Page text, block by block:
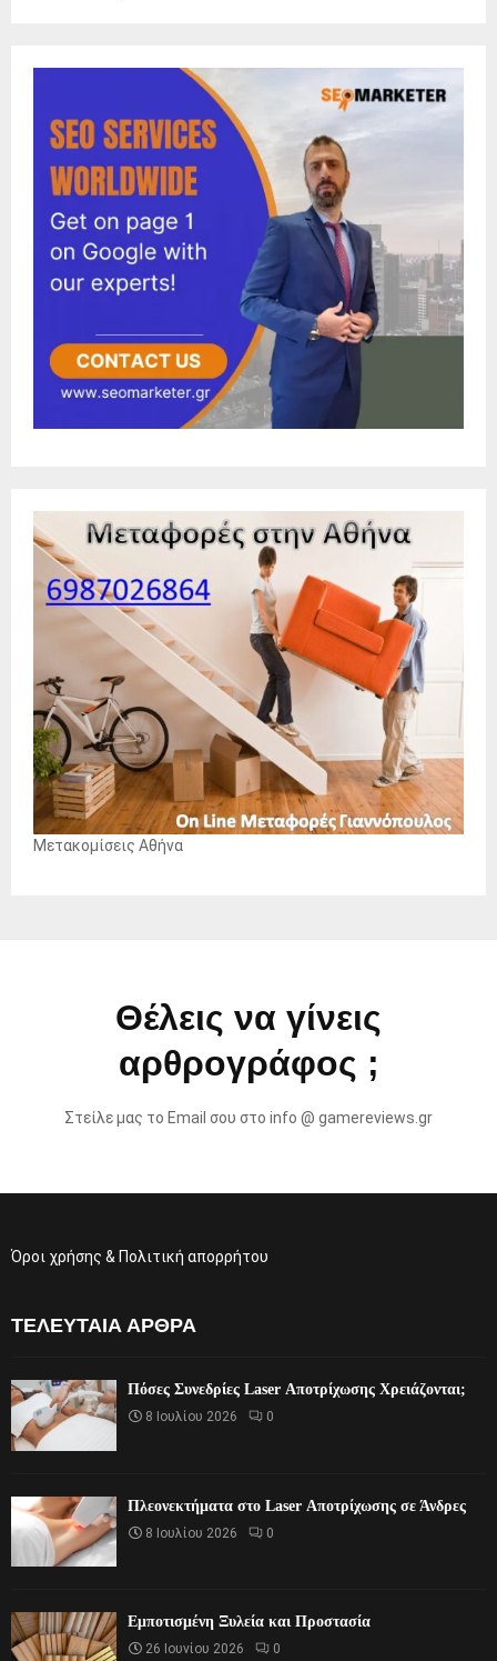
Μετακομίσεις Αθήνα
Θέλεις να γίνεις
αρθρογράφος ;
Στείλε μας το Email σου στο info @ gamereviews.gr
Όροι χρήσης & Πολιτική απορρήτου
ΤΕΛΕΥΤΑΊΑ ΆΡΘΡΑ
Πόσες Συνεδρίες Laser Αποτρίχωσης Χρειάζονται;
8 Ιουλίου 2026 0
Πλεονεκτήματα στο Laser Αποτρίχωσης σε Άνδρες
8 Ιουλίου 2026 0
Εμποτισμένη Ξυλεία και Προστασία
26 Ιουνίου 2026 0